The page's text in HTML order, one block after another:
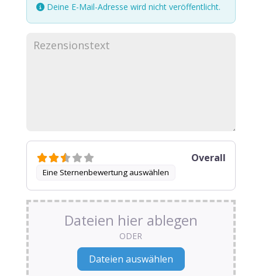
Deine E-Mail-Adresse wird nicht veröffentlicht.
Eine Sternenbewertung auswählen
Overall
Dateien hier ablegen
ODER